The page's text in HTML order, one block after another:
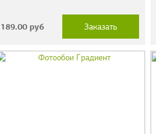
189.00руб Заказать